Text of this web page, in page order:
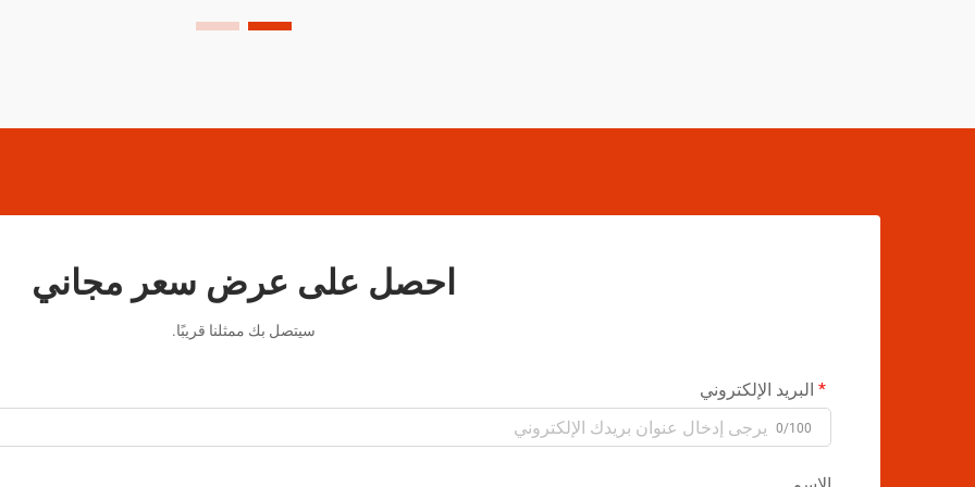
احصل على عرض سعر مجاني
سيتصل بك ممثلنا قريبًا.
البريد الإلكتروني
0/100